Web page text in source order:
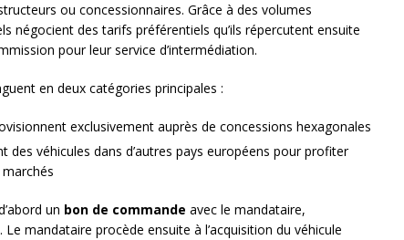
ou concessionnaires. Grâce à des volumes
négocient des tarifs préférentiels qu’ils répercutent ensuite
pour leur service d’intermédiation.
en deux catégories principales :
exclusivement auprès de concessions hexagonales
des véhicules dans d’autres pays européens pour profiter
un bon de commande avec le mandataire,
mandataire procède ensuite à l’acquisition du véhicule